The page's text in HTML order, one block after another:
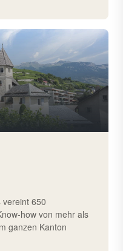
vereint 650
how von mehr als
ganzen Kanton